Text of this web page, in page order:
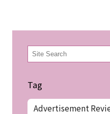
検
索
Tag
Advertisement